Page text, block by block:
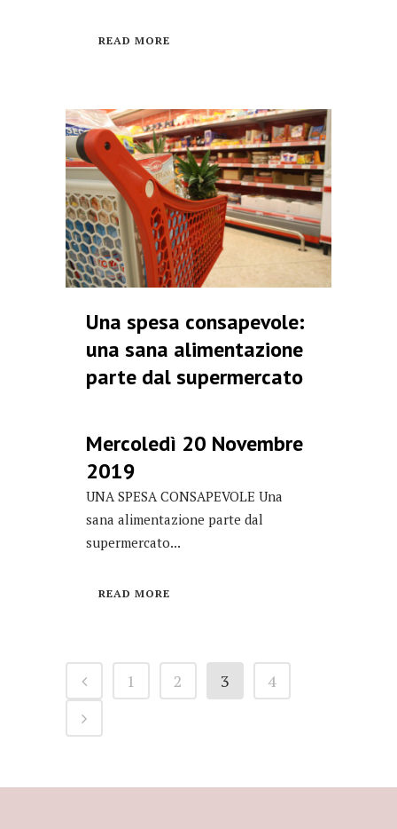
READ MORE
Una spesa consapevole:
una sana alimentazione
parte dal supermercato
Mercoledì 20 Novembre
2019
UNA SPESA CONSAPEVOLE Una
sana alimentazione parte dal
supermercato...
READ MORE
1 2 3 4